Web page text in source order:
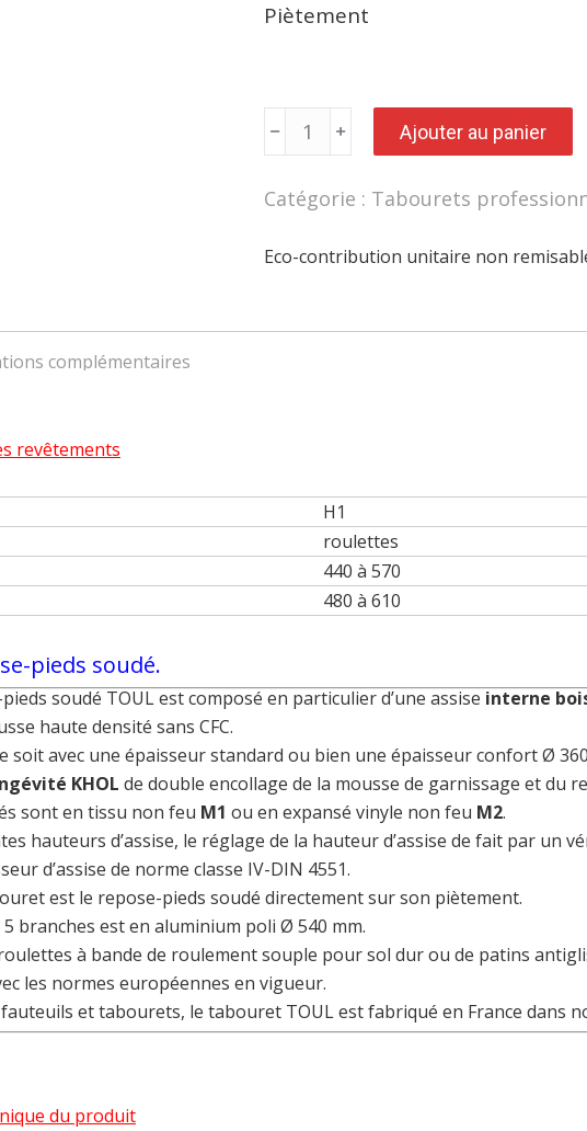
Piètement
quantité
de
Tabouret
repose-
assise
Ajouter au panier
Catégorie : Tabourets
Eco-contribution unitaire non
complémentaires
revêtements
H1
roulettes
440 à 570
480 à 610
pieds soudé.
soudé TOUL est composé en particulier d’une assise interne
haute densité sans CFC.
soit avec une épaisseur standard ou bien une épaisseur confort Ø
KHOL de double encollage de la mousse de garnissage et du
sont en tissu non feu M1 ou en expansé vinyle non feu M2.
hauteurs d’assise, le réglage de la hauteur d’assise de fait par un
d’assise de norme classe IV-DIN 4551.
est le repose-pieds soudé directement sur son piètement.
branches est en aluminium poli Ø 540 mm.
à bande de roulement souple pour sol dur ou de patins
les normes européennes en vigueur.
et tabourets, le tabouret TOUL est fabriqué en France dans
du produit